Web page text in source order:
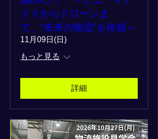
イドからドローンま
で、“未来の物流”を体感～
11月09日(日)
もっと見る
詳細